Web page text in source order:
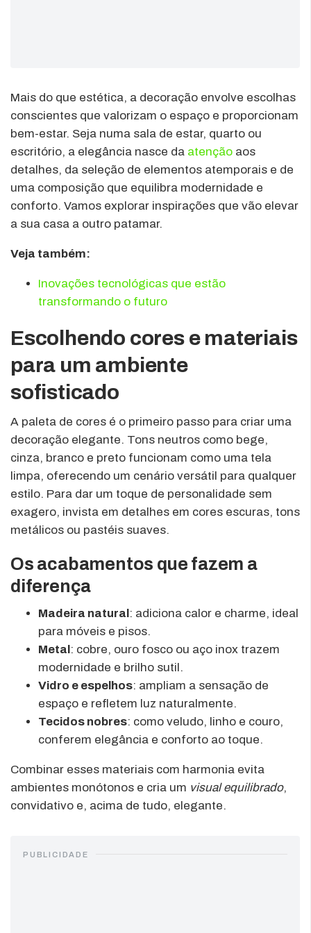
Mais do que estética, a decoração envolve escolhas
conscientes que valorizam o espaço e proporcionam
bem-estar. Seja numa sala de estar, quarto ou
escritório, a elegância nasce da atenção aos
detalhes, da seleção de elementos atemporais e de
uma composição que equilibra modernidade e
conforto. Vamos explorar inspirações que vão elevar
a sua casa a outro patamar.
Veja também:
Inovações tecnológicas que estão
transformando o futuro
Escolhendo cores e materiais
para um ambiente
sofisticado
A paleta de cores é o primeiro passo para criar uma
decoração elegante. Tons neutros como bege,
cinza, branco e preto funcionam como uma tela
limpa, oferecendo um cenário versátil para qualquer
estilo. Para dar um toque de personalidade sem
exagero, invista em detalhes em cores escuras, tons
metálicos ou pastéis suaves.
Os acabamentos que fazem a
diferença
Madeira natural: adiciona calor e charme, ideal
para móveis e pisos.
Metal: cobre, ouro fosco ou aço inox trazem
modernidade e brilho sutil.
Vidro e espelhos: ampliam a sensação de
espaço e refletem luz naturalmente.
Tecidos nobres: como veludo, linho e couro,
conferem elegância e conforto ao toque.
Combinar esses materiais com harmonia evita
ambientes monótonos e cria um visual equilibrado,
convidativo e, acima de tudo, elegante.
PUBLICIDADE